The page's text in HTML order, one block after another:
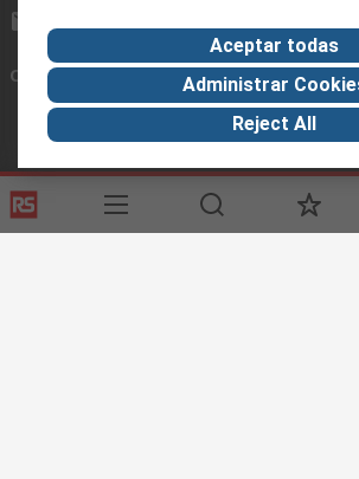
Conectar con nosotros
Links de ayuda
Servicios
Acerca de RS
Aceptar todas
Administrar
Reject All